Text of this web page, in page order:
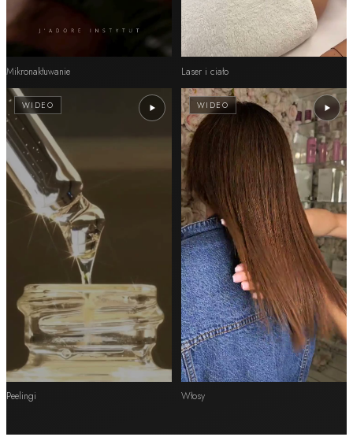
Mikronakłuwanie Laser i ciało
WIDEO
Peelingi
WIDEO
Włosy